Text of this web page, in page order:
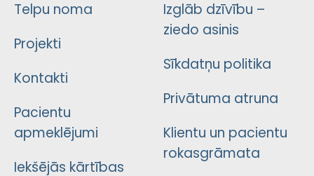
Telpu noma
Projekti
Kontakti
Pacientu
apmeklējumi
Iekšējās kārtības
Izglāb dzīvību –
ziedo asinis
Sīkdatņu politika
Privātuma atruna
Klientu un pacientu
rokasgrāmata